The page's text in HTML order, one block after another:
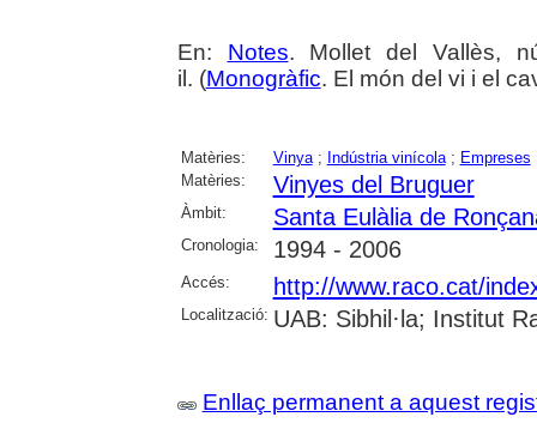
En: Notes. Mollet del Vallès,
il. (Monogràfic. El món del vi i el
Matèries: Vinya; Indústria vinícola; Empreses
Matèries:
Vinyes del Bruguer
Àmbit: Santa Eulàlia de
Cronologia: 1994 - 2006
Accés: http://www.raco.cat/
Localització: UAB: Sibhil·la; Institut
Enllaç permanent a aquest